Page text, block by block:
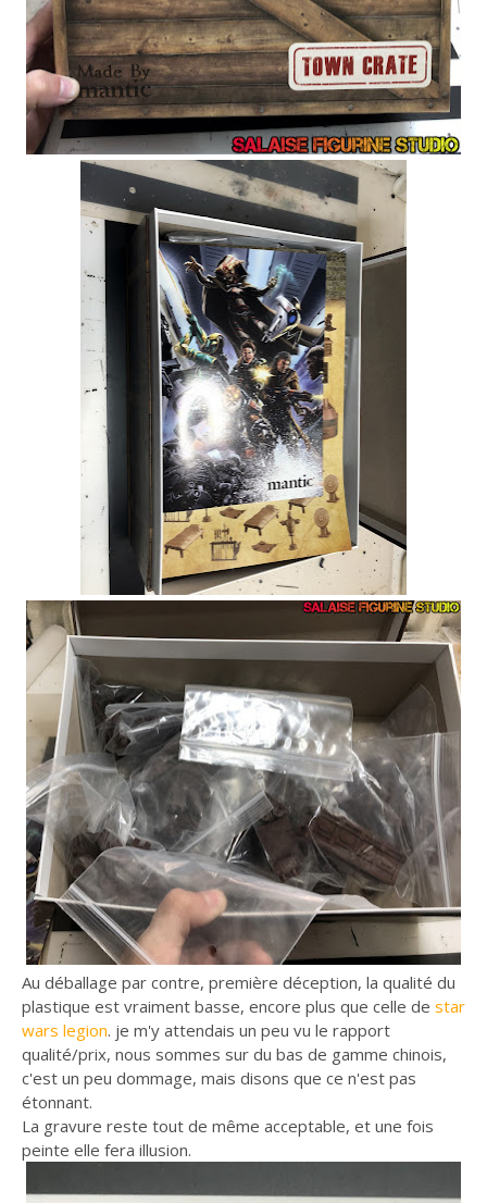
Au déballage par contre, première déception, la qualité du
plastique est vraiment basse, encore plus que celle de star
wars legion. je m'y attendais un peu vu le rapport
qualité/prix, nous sommes sur du bas de gamme chinois,
c'est un peu dommage, mais disons que ce n'est pas
étonnant.
La gravure reste tout de même acceptable, et une fois
peinte elle fera illusion.